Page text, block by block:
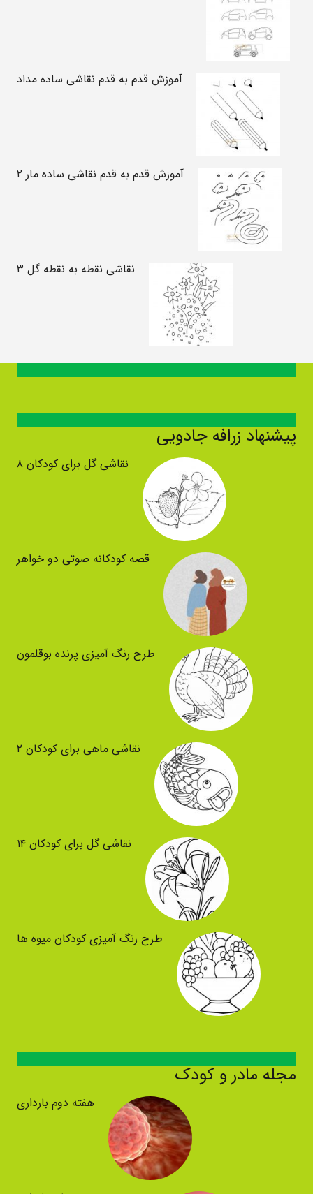
آموزش قدم به قدم نقاشی ساده مداد
آموزش قدم به قدم نقاشی ساده مار ۲
نقاشی نقطه به نقطه گل ۳
پیشنهاد زرافه جادویی
نقاشی گل برای کودکان ۸
قصه کودکانه صوتی دو خواهر
طرح رنگ آمیزی پرنده بوقلمون
نقاشی ماهی برای کودکان ۲
نقاشی گل برای کودکان ۱۴
طرح رنگ آمیزی کودکان میوه ها
مجله مادر و کودک
هفته دوم بارداری